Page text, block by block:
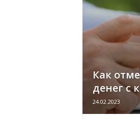
Как
денег с
24.02.2023